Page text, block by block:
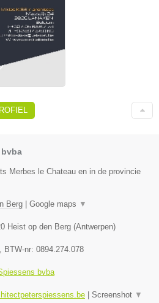
Merbes le Chateau en in de provincie
Berg | Google maps ▼
Heist op den Berg (Antwerpen)
, BTW-nr: 0894.274.078
bvba
| Screenshot ▼